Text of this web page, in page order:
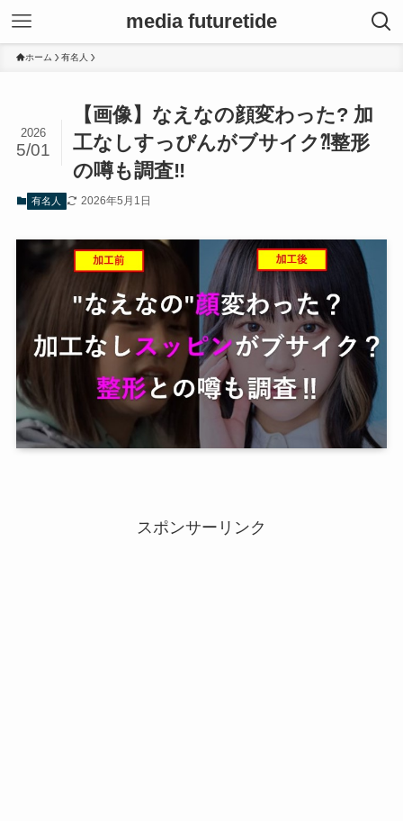
media futuretide
ホーム 有名人
【画像】なえなの顔変わった? 加
工なしすっぴんがブサイク⁈整形
の噂も調査‼
2026
5/01
有名人 2026年5月1日
スポンサーリンク